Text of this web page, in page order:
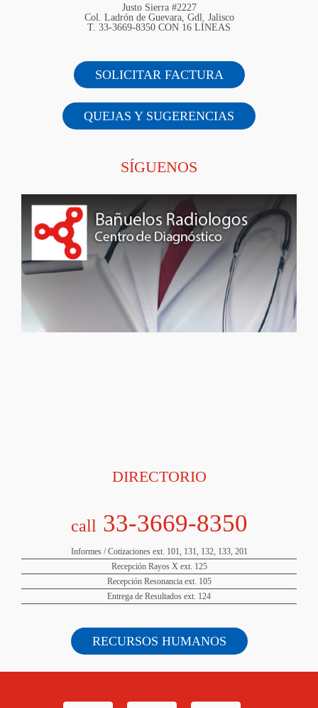
Justo Sierra #2227
Col. Ladrón de Guevara, Gdl. Jalisco
T. 33-3669-8350 CON 16 LÍNEAS
SOLICITAR FACTURA
QUEJAS Y SUGERENCIAS
SÍGUENOS
DIRECTORIO
call33-3669-8350
Informes / Cotizaciones ext. 101, 131, 132, 133, 201
Recepción Rayos X ext. 125
Recepción Resonancia ext. 105
Entrega de Resultados ext. 124
RECURSOS HUMANOS